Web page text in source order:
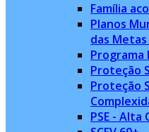
Família
Planos
das
Programa
Proteção
Proteção
PSE - Alta